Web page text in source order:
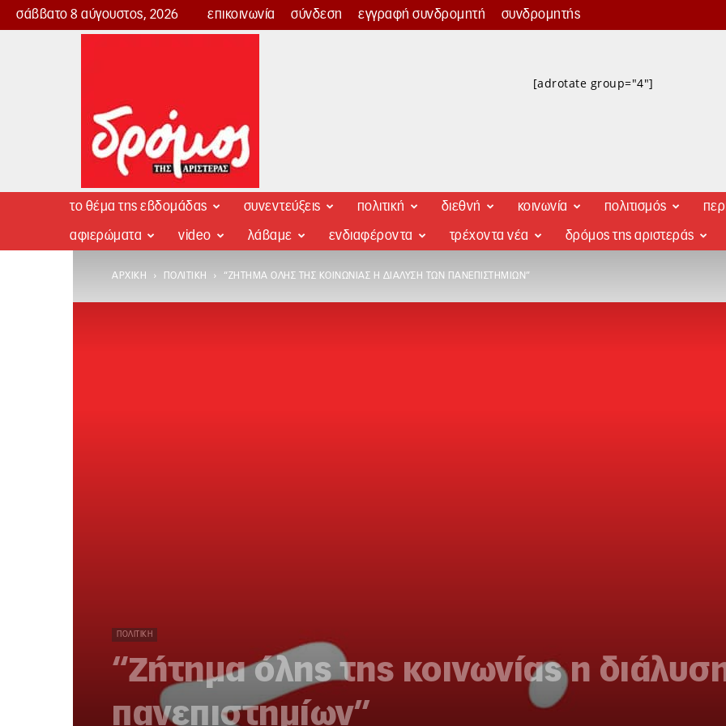
σάββατο 8 αύγουστος, 2026 επικοινωνία σύνδεση εγγραφή συνδρομητή συνδρομητής
Δρόμος
[adrotate group="4"]
το θέμα της εβδομάδας συνεντεύξεις πολιτική διεθνή κοινωνία πολιτισμός
αφιερώματα video λάβαμε ενδιαφέροντα τρέχοντα νέα δρόμος της αριστεράς
ΑΡΧΙΚΉ ΠΟΛΙΤΙΚΉ “ΖΉΤΗΜΑ ΌΛΗΣ ΤΗΣ ΚΟΙΝΩΝΊΑΣ Η ΔΙΆΛΥΣΗ ΤΩΝ ΠΑΝΕΠΙΣΤΗΜΊΩΝ”
ΠΟΛΙΤΙΚΉ
“Ζήτημα όλης της κοινωνίας η
πανεπιστημίων”